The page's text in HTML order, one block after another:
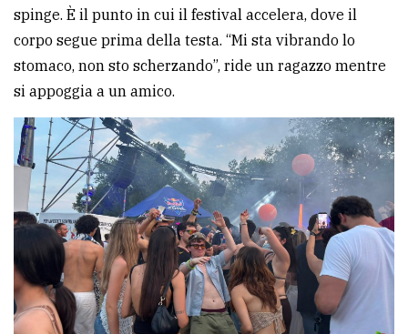
spinge. È il punto in cui il festival accelera, dove il
corpo segue prima della testa. “Mi sta vibrando lo
stomaco, non sto scherzando”, ride un ragazzo mentre
si appoggia a un amico.